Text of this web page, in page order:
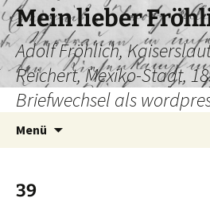
Mein lieber
Adolf Fröhlich,
Reichert, Mexiko-Stadt,
Briefwechsel als
Menü
39